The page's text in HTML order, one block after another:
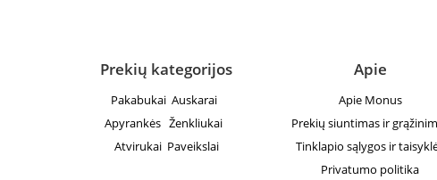
Prekių kategorijos
Pakabukai Auskarai
Apyrankės Ženkliukai
Atvirukai Paveikslai
Apie
Apie Monus
Prekių siuntimas ir
Tinklapio sąlygos ir
Privatumo politika